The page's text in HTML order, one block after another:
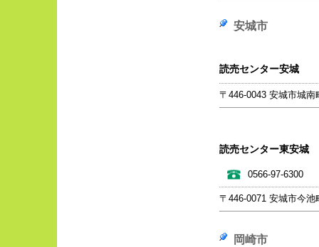
安城市
読売センター安城
〒446-0043 安城市城南
読売センター東安城
0566-97-6300
〒446-0071 安城市今池
岡崎市